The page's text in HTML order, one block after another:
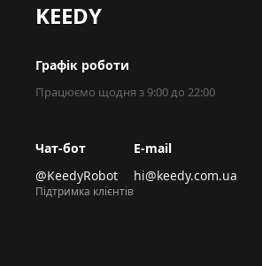
KEEDY
Графік роботи
Працюємо щодня з 9:00 до 22:00
Чат-бот
@KeedyRobot
Підтримка клієнтів
E-mail
hi@keedy.com.ua